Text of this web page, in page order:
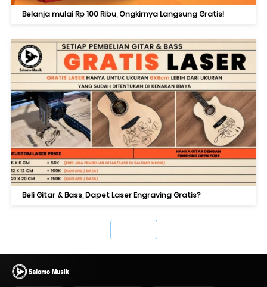
Belanja mulai Rp 100 Ribu, Ongkirnya Langsung Gratis!
Beli Gitar & Bass, Dapet Laser Engraving Gratis?